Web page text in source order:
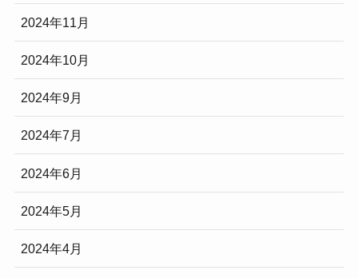
2024年11月
2024年10月
2024年9月
2024年7月
2024年6月
2024年5月
2024年4月